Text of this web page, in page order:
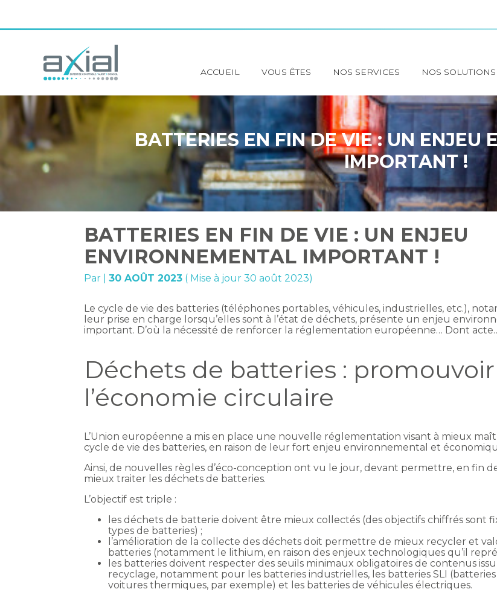
au
contenu
Principal
ACCUEIL VOUS ÊTES NOS SERVICES NOS
BATTERIES EN FIN DE VIE : UN ENJEU
IMPORTANT !
BATTERIES EN FIN DE VIE : UN ENJEU
ENVIRONNEMENTAL IMPORTANT !
Par |30 AOÛT 2023 ( Mise à jour 30 août 2023)
Le cycle de vie des batteries (téléphones portables, véhicules, industrielles, etc.),
leur prise en charge lorsqu’elles sont à l’état de déchets, présente un enjeu
important. D’où la nécessité de renforcer la réglementation européenne… Dont
Déchets de batteries : promouvoir
l’économie circulaire
L’Union européenne a mis en place une nouvelle réglementation visant à mieux
cycle de vie des batteries, en raison de leur fort enjeu environnemental et
Ainsi, de nouvelles règles d’éco-conception ont vu le jour, devant permettre, en fin
mieux traiter les déchets de batteries.
L’objectif est triple :
les déchets de batterie doivent être mieux collectés (des objectifs chiffrés sont
types de batteries) ;
l’amélioration de la collecte des déchets doit permettre de mieux recycler et
batteries (notamment le lithium, en raison des enjeux technologiques qu’il
les batteries doivent respecter des seuils minimaux obligatoires de contenus
recyclage, notamment pour les batteries industrielles, les batteries SLI (batteries
voitures thermiques, par exemple) et les batteries de véhicules électriques.